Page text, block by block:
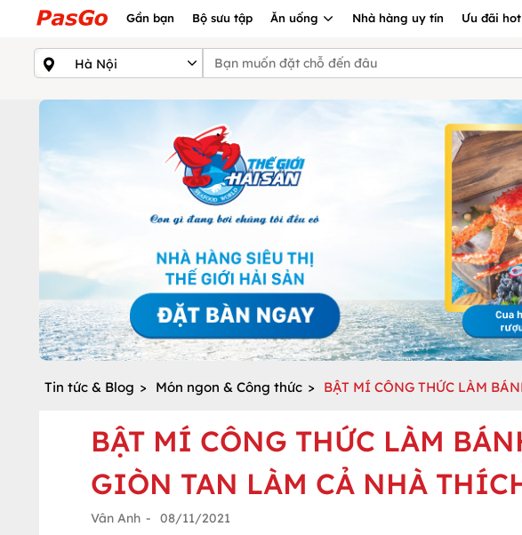
Gần bạn Bộ sưu tập Ăn uống Nhà hàng uy tín Ưu đãi hot
Tin tức & Blog > Món ngon & Công thức > BẬT MÍ CÔNG THỨC LÀM
BẬT MÍ CÔNG THỨC LÀM
GIÒN TAN LÀM CẢ NHÀ
Vân Anh - 08/11/2021